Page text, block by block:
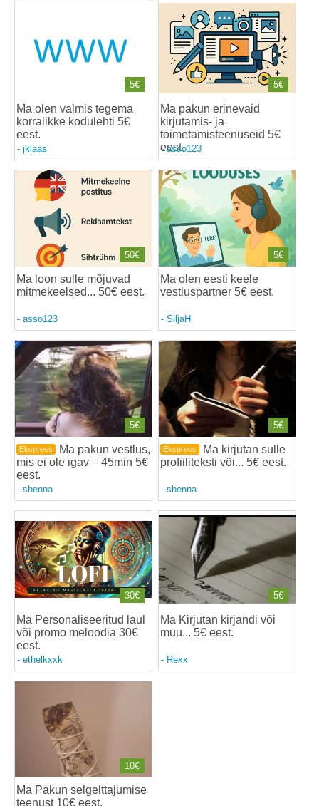
Ma olen valmis tegema
korralikke kodulehti 5€
eest.
- jklaas
5€
Ma pakun erinevaid
kirjutamis- ja
toimetamisteenuseid 5€
eest.
-asso123
5€
Ma loon sulle mõjuvad
mitmekeelsed... 50€ eest.
- asso123
50€
Ma olen eesti keele
vestluspartner 5€ eest.
- SiljaH
5€
Ekspress
Ma pakun vestlus,
mis ei ole igav – 45min 5€
eest.
- shenna
5€
Ekspress
Ma kirjutan sulle
profiiliteksti või... 5€ eest.
- shenna
5€
Ma Personaliseeritud laul
või promo meloodia 30€
eest.
- ethelkxxk
30€
Ma Kirjutan kirjandi või
muu... 5€ eest.
- Rexx
5€
Ma Pakun selgelttajumise
teenust 10€ eest.
10€